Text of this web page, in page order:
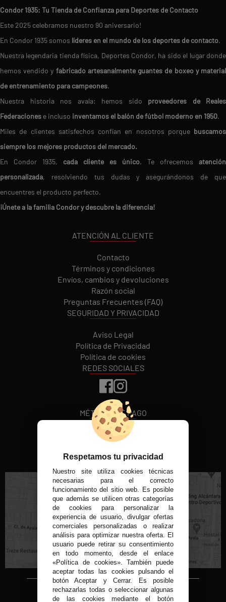
Condor 1935: Tu Tienda de Confianza para Deportes de Contacto
Este 2025 celebramos nuestro 90 aniversario!
En Condor 1935 somos líderes en el mundo de los deportes de contacto.
Nuestra legendaria tienda física, Deportes Condor, ha sido el lugar donde
hemos vendido y fabricado artesanalmente guantes de boxeo y material
de entrenamiento para campeones.
Nuestra historia nos avala: hemos sido proveedores de Reales
Federaciones e incluso inventamos el balón de fútbol moderno en 1950.
Miles de clientes satisfechos confían en nosotros porque buscamos
siempre los mejores productos del mercado.
En Condor 1935, cada cliente es único. Te ofrecemos atención
personalizada, resolviendo tus dudas y asegurándonos de que
encuentres el producto perfecto.
¡Únete a la familia Condor y descubre la diferencia!
ATENCIÓN AL CLIENTE
Contacto
Términos y condiciones
Envíos, cambios y devoluciones
Razón social
Preguntas Frecuentes (FAQ)
SEGURIDAD Y PRIVACIDAD
Aviso Legal
Política de Privacidad
Política de cookies
REDES SOCIALES
MÉTODOS DE PAGO
VISITA NUESTRA TIENDA FÍSICA
C/ Conde de Peñalver, 22 MADRID
Copyright © 2015-2026
Respetamos tu privacidad
Nuestro site utiliza cookies técnicas
necesarias para el correcto
funcionamiento del sitio web. Es posible
que además se utilicen otras categorías
de cookies para personalizar la
experiencia de usuario, divulgar ofertas
comerciales personalizadas o realizar
análisis para optimizar nuestra oferta. El
usuario puede retirar su consentimiento
en todo momento, desde el enlace
«Política de cookies». También puede
aceptar todas las cookies pulsando el
botón Aceptar y Cerrar. Es posible
rechazarlas todas o seleccionar algunas
de las cookies mediante el botón